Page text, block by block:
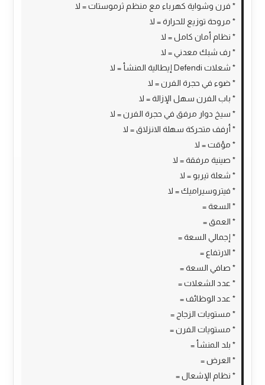
* فرن وشواية كهرباء مع منظم ثرموستات = لا
* مروحة توزيع للحرارة = لا
* نظام أمان كامل = لا
* رف شبك معدني = لا
* شعلات Defendi إيطالية المنشأ = لا
* ضوء في حجرة الفرن = لا
* باب الفرن سهل الإزالة = لا
* سيخ دوار مرفق في حجرة الفرن = لا
* أرفف متحركة سهلة الانزلاق = لا
* مؤقت = لا
* صينية مرفقة = لا
* شعلة تيربو = لا
* فيتروسيراميك = لا
* السعة =
* العمق =
* إجمالي السعة =
* الارتفاع =
* صافي السعة =
* عدد الشعلات =
* عدد الوظائف =
* مستويات الزجاج =
* مستويات الفرن =
* بلد المنشأ =
* العرض =
* نظام الإشعال =